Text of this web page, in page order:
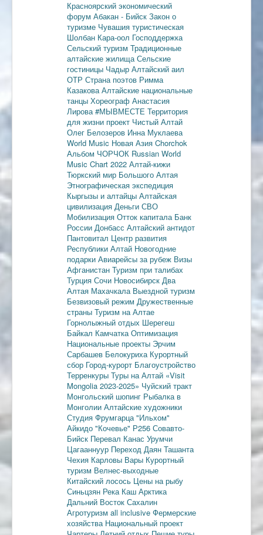
Красноярский экономический
форум Абакан - Бийск Закон о
туризме Чувашия туристическая
Шолбан Кара-оол Господдержка
Сельский туризм Традиционные
алтайские жилищаСельские
гостиницы Чадыр Алтайский аил
ОТР Страна поэтов Римма
КазаковаАлтайские национальные
танцы Хореограф Анастасия
Лирова#МЫВМЕСТЕ Территория
для жизни проект Чистый Алтай
Олег Белозеров Инна Муклаева
World Music Новая Азия Chorchok
Альбом ЧОРЧОК Russian World
Music Chart 2022 Алтай-кижи
Тюркский мир Большого Алтая
Этнографическая экспедиция
Кыргызы и алтайцы Алтайская
цивилизация Деньги СВО
Мобилизация Отток капитала Банк
России Донбасс Алтайский антидот
Пантовитал Центр развития
Республики Алтай Новогодние
подарки Авиарейсы за рубеж Визы
Афганистан Туризм при талибах
Турция Сочи Новосибирск Два
Алтая Махачкала Выездной туризм
Безвизовый режим Дружественные
страны Туризм на Алтае
Горнолыжный отдых Шерегеш
Байкал КамчаткаОптимизация
Национальные проекты Эрчим
Сарбашев Белокуриха Курортный
сбор Город-курорт Благоустройство
Терренкуры Туры на Алтай «Visit
Mongolia 2023-2025» Чуйский тракт
Монгольский шопинг Рыбалка в
Монголии Алтайские художники
Студия Фрумгарца"Ильхом"
Айкидо "Кочевье" Р256 Совавто-
Бийск Перевал Канас Урумчи
Цагааннуур Переход Даян Ташанта
Чехия Карловы Вары Курортный
туризм Велнес-выходные
Китайский лосось Цены на рыбу
Синьцзян Река Каш Арктика
Дальний Восток Сахалин
Агротуризм all inclusive Фермерские
хозяйства Национальный проект